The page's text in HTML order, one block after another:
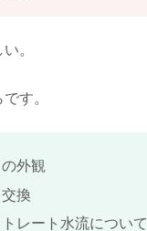
。
す。
外観
換
レート水流について